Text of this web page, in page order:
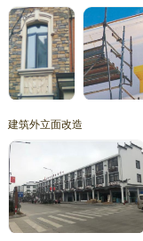
建筑外立面改造